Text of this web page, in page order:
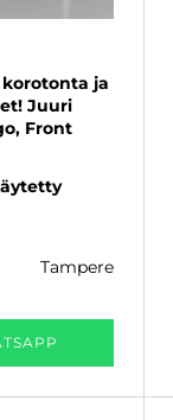
korotonta ja
Juuri
Front
tampere